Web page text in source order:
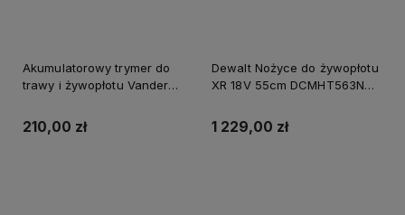
Akumulatorowy trymer do
trawy i żywopłotu Vander
210,00 zł
Dewalt Nożyce do żywopłotu
XR 18V 55cm DCMHT563N
1 229,00 zł